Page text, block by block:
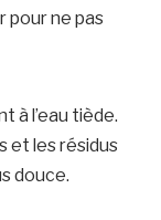
ne pas
à l’eau tiède.
et les résidus
douce.